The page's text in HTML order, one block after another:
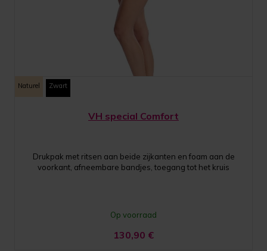
Naturel Zwart
VH special Comfort
Drukpak met ritsen aan beide zijkanten en foam aan de
voorkant, afneembare bandjes, toegang tot het kruis
Op voorraad
130,90 €